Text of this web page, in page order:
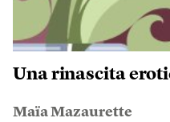
Una rinascita
Maïa Mazaurette